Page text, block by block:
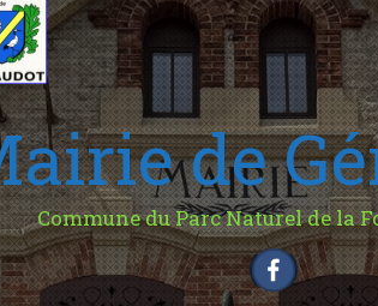
de
Commune du Parc Naturel de la